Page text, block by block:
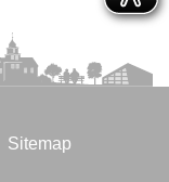
Sitemap